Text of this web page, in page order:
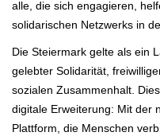
alle, die sich engagieren,
solidarischen Netzwerks in
Die Steiermark gelte als ein
gelebter Solidarität,
sozialen Zusammenhalt.
digitale Erweiterung: Mit der
Plattform, die Menschen